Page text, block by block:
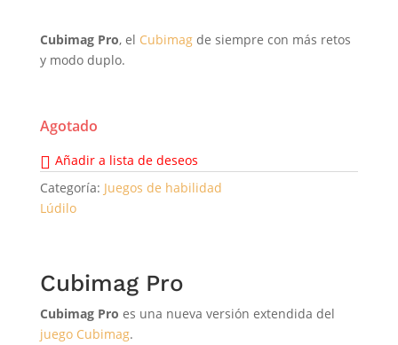
Cubimag Pro, el Cubimagde siempre con más retos
y modo duplo.
Agotado
Añadir a lista de deseos
Categoría: Juegos de habilidad
Lúdilo
Cubimag Pro
Cubimag Pro es una nueva versión extendida del
juego Cubimag.